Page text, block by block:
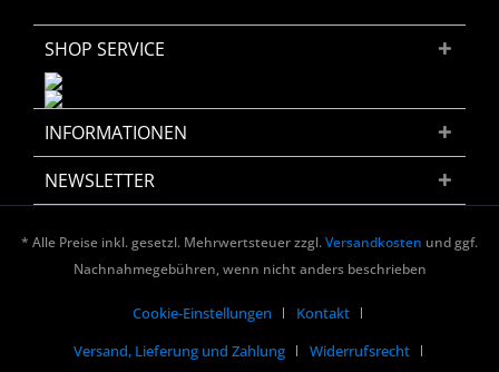
SHOP SERVICE
INFORMATIONEN
NEWSLETTER
* Alle Preise inkl. gesetzl. Mehrwertsteuer zzgl.Versandkosten und ggf.
Nachnahmegebühren, wenn nicht anders beschrieben
Cookie-Einstellungen
Kontakt
Versand, Lieferung und Zahlung
Widerrufsrecht